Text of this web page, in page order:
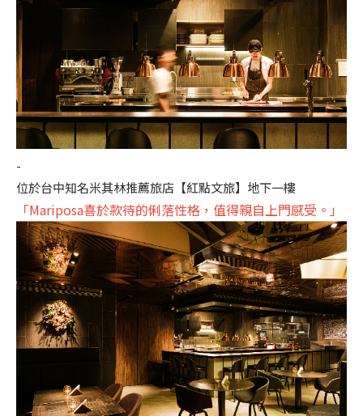
-
位於台中知名米其林推薦旅店【紅點文旅】地下一樓
「Mariposa喜於款待的俐落性格，值得親自上門感受。」